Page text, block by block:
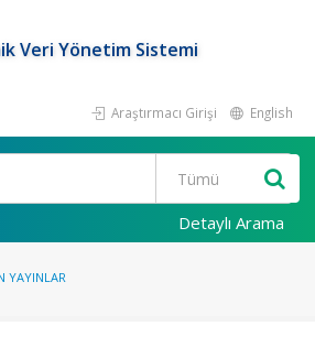
Veri Yönetim Sistemi
Araştırmacı Girişi English
Detaylı Arama
YAYINLAR